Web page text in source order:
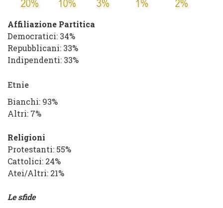
Affiliazione Partitica
Democratici: 34%
Repubblicani: 33%
Indipendenti: 33%
Etnie
Bianchi: 93%
Altri: 7%
Religioni
Protestanti: 55%
Cattolici: 24%
Atei/Altri: 21%
Le sfide